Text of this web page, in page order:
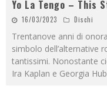
Yo La Tengo – This
16/03/2023 Dischi
Trentanove anni di
simbolo dell’alternative
tantissimi. Nonostante
Ira Kaplan e Georgia